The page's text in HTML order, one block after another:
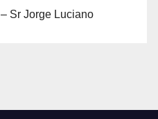
Sr Jorge Luciano